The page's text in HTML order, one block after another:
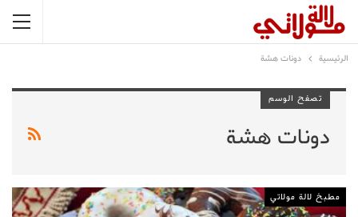
الرئيسية دونات هشة
تصفح الوسم
دونات هشة
مطبخ لالة مولاتي